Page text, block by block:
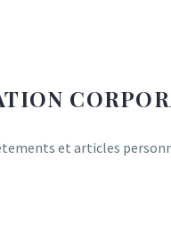
et articles